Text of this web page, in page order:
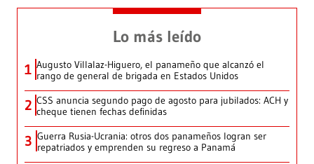
Lo más leído
1 Augusto Villalaz-Higuero, el panameño que alcanzó el
rango de general de brigada en Estados Unidos
2 CSS anuncia segundo pago de agosto para jubilados: ACH y
cheque tienen fechas definidas
3 Guerra Rusia-Ucrania: otros dos panameños logran ser
repatriados y emprenden su regreso a Panamá